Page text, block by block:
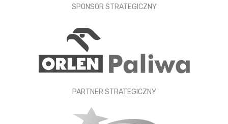
SPONSOR STRATEGICZNY
PARTNER STRATEGICZNY